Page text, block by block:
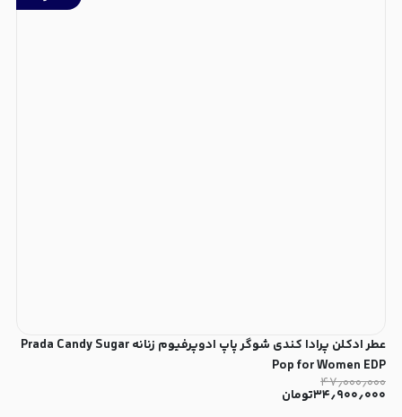
عطر ادکلن پرادا کندی شوگر پاپ ادوپرفیوم زنانه Prada Candy Sugar
Pop for Women EDP
۴۷٫۰۰۰٫۰۰۰
۳۴٫۹۰۰٫۰۰۰تومان